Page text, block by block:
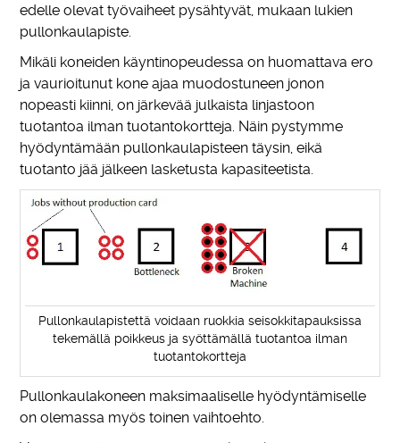
edelle olevat työvaiheet pysähtyvät, mukaan lukien
pullonkaulapiste.
Mikäli koneiden käyntinopeudessa on huomattava ero
ja vaurioitunut kone ajaa muodostuneen jonon
nopeasti kiinni, on järkevää julkaista linjastoon
tuotantoa ilman tuotantokortteja. Näin pystymme
hyödyntämään pullonkaulapisteen täysin, eikä
tuotanto jää jälkeen lasketusta kapasiteetista.
Pullonkaulapistettä voidaan ruokkia seisokkitapauksissa
tekemällä poikkeus ja syöttämällä tuotantoa ilman
tuotantokortteja
Pullonkaulakoneen maksimaaliselle hyödyntämiselle
on olemassa myös toinen vaihtoehto.